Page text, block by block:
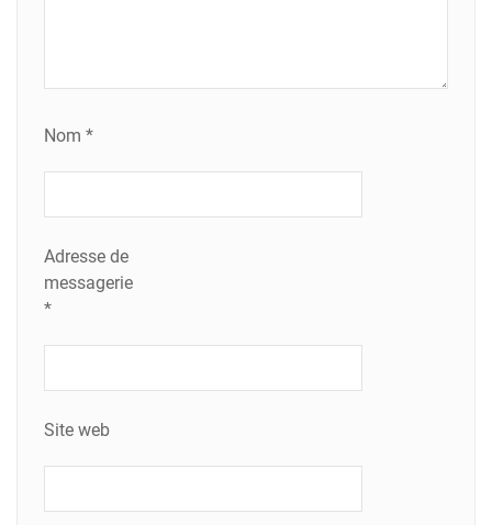
Nom *
Adresse de
messagerie
*
Site web